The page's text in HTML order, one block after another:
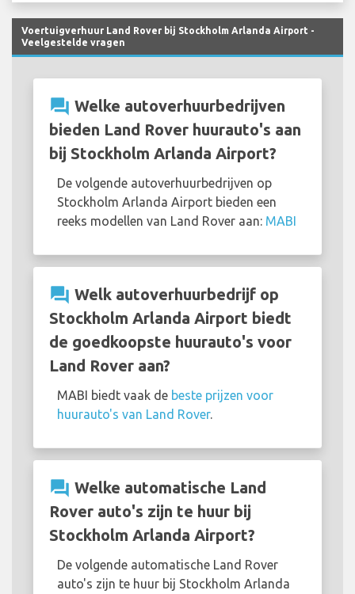
Voertuigverhuur Land Rover bij Stockholm Arlanda Airport -
Veelgestelde vragen
question_answer Welke autoverhuurbedrijven
bieden Land Rover huurauto's aan
bij Stockholm Arlanda Airport?
De volgende autoverhuurbedrijven op
Stockholm Arlanda Airport bieden een
reeks modellen van Land Rover aan: MABI
question_answer Welk autoverhuurbedrijf op
Stockholm Arlanda Airport biedt
de goedkoopste huurauto's voor
Land Rover aan?
MABI biedt vaak de beste prijzen voor
huurauto's van Land Rover.
question_answer Welke automatische Land
Rover auto's zijn te huur bij
Stockholm Arlanda Airport?
De volgende automatische Land Rover
auto's zijn te huur bij Stockholm Arlanda